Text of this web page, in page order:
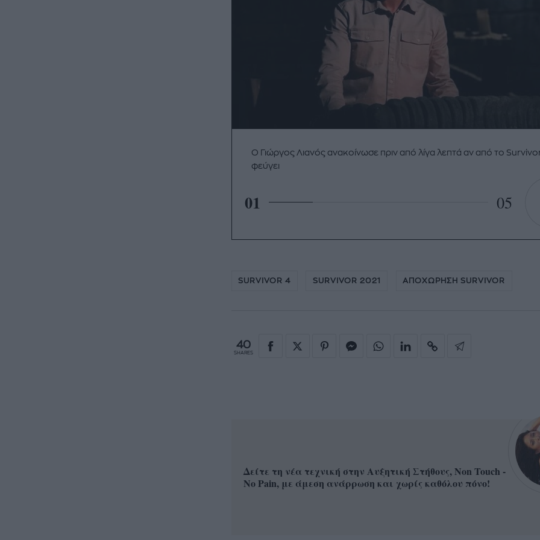
Ο Γιώργος Λιανός ανακοίνωσε πριν από λίγα λεπτά αν από το
φεύγει
01 05
SURVIVOR 4 SURVIVOR 2021 ΑΠΟΧΩΡΗΣΗ SURVIVOR
40
SHARES
Δείτε τη νέα τεχνική στην Αυξητική Στήθους, Non Touch -
No Pain, με άμεση ανάρρωση και χωρίς καθόλου πόνο!